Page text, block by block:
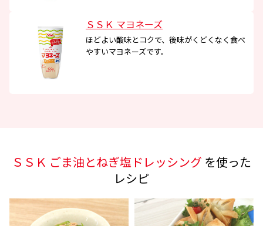
ＳＳＫ マヨネーズ
ほどよい酸味とコクで、後味がくどくなく食べ
やすいマヨネーズです。
ＳＳＫ ごま油とねぎ塩ドレッシング を使った
レシピ